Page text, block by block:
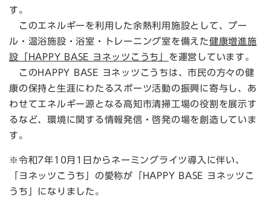
す。
このエネルギーを利用した余熱利用施設として、プー
ル・温浴施設・浴室・トレーニング室を備えた健康増進施
設「HAPPY BASE ​ヨネッツこうち」 を運営しています。
このHAPPY BASE ヨネッツこうちは、市民の方々の健
康の保持と生涯にわたるスポーツ活動の振興に寄与し、あ
わせてエネルギー源となる高知市清掃工場の役割を展示す
るなど、環境に関する情報発信・啓発の場を創造していま
す。
※令和7年10月1日からネーミングライツ導入に伴い、
「ヨネッツこうち」の愛称が「HAPPY BASE ヨネッツこ
うち」になりました。